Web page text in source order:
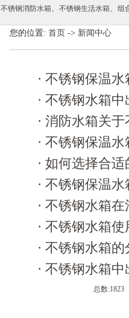
不锈钢消防水箱、 不锈钢生活水箱、 组
您的位置: 首页 -> 新闻中心
· 不锈钢保温
· 不锈钢水箱
· 消防水箱关
· 不锈钢保温
· 如何选择合
· 不锈钢保温
· 不锈钢水箱
· 不锈钢水箱
· 不锈钢水箱
· 不锈钢水箱
总数